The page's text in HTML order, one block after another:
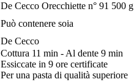
De Cecco Orecchiette n° 91 500 g
Può contenere soia
De Cecco
Cottura 11 min - Al dente 9 min
Essiccate in 9 ore certificate
Per una pasta di qualità superiore